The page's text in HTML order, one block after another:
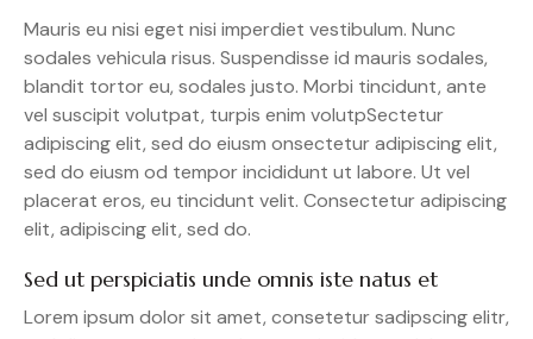
Mauris eu nisi eget nisi imperdiet vestibulum. Nunc
sodales vehicula risus. Suspendisse id mauris sodales,
blandit tortor eu, sodales justo. Morbi tincidunt, ante
vel suscipit volutpat, turpis enim volutpSectetur
adipiscing elit, sed do eiusm onsectetur adipiscing elit,
sed do eiusm od tempor incididunt ut labore. Ut vel
placerat eros, eu tincidunt velit. Consectetur adipiscing
elit, adipiscing elit, sed do.
Sed ut perspiciatis unde omnis iste natus et
Lorem ipsum dolor sit amet, consetetur sadipscing elitr,